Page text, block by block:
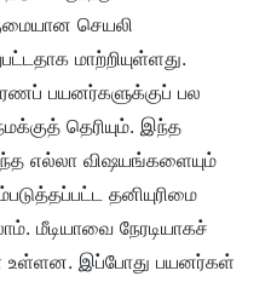
செயலி
மாற்றியுள்ளது.
பயனர்களுக்குப் பல
தெரியும். இந்த
எல்லா விஷயங்களையும்
தனியுரிமை
மீடியாவை நேரடியாகச்
உள்ளன. இப்போது பயனர்கள்